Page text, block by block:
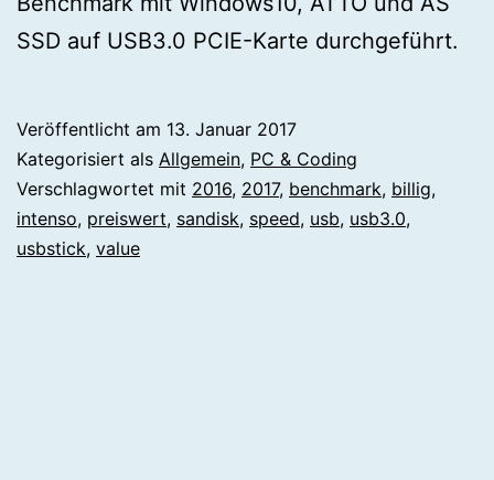
SSD auf USB3.0 PCIE-Karte durchgeführt.
Veröffentlicht am 13. Januar 2017
Kategorisiert als Allgemein, PC & Coding
Verschlagwortet mit 2016, 2017, benchmark, billig,
intenso, preiswert, sandisk, speed, usb, usb3.0,
usbstick, value